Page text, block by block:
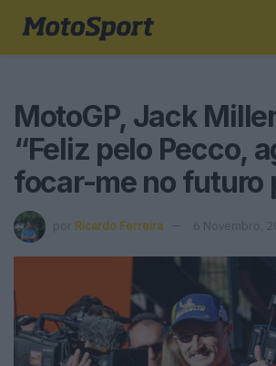
MotoGP, Jack
“Feliz pelo Pecco,
focar-me no futuro
por Ricardo Ferreira 6 Novembro,